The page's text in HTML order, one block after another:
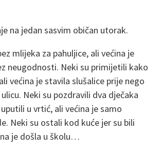
na jedan sasvim običan utorak.
mlijeka za pahuljice, ali većina je
neugodnosti. Neki su primijetili kako
većina je stavila slušalice prije nego
Neki su pozdravili dva dječaka
u vrtić, ali većina je samo
Neki su ostali kod kuće jer su bili
je došla u školu…